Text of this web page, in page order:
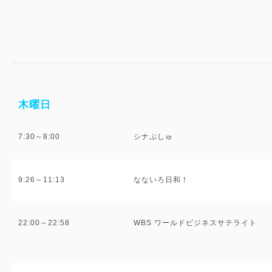
木曜日
7:30～8:00 シナぷしゅ
9:26～11:13 なないろ日和！
22:00～22:58 WBS ワールドビジネスサテライト